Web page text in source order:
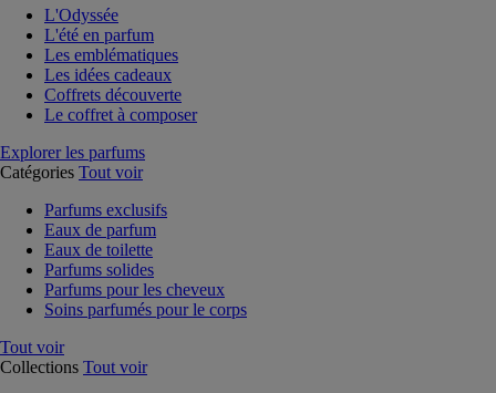
L'Odyssée
L'été en parfum
Les emblématiques
Les idées cadeaux
Coffrets découverte
Le coffret à composer
Explorer les parfums
Catégories Tout voir
Parfums exclusifs
Eaux de parfum
Eaux de toilette
Parfums solides
Parfums pour les cheveux
Soins parfumés pour le corps
Tout voir
Collections Tout voir